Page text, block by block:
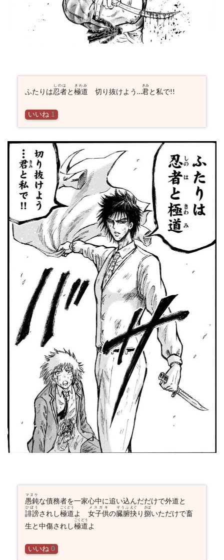
ふたりは忍者
しのは
と極道
きわみ
切り抜けよう…君
きみ
と私で!!
いいね 1
愚鈍
マヌケ
な債務者を一家心中に追い込んだだけで外道と
誹謗
ひぼう
されし極道
ごくどう
よ 女子供
メスガキ
の臓腑
ぞうふ
抉
えぐ
り捌
さば
いただけで畜
生と中傷されし極道
ごくどう
よ
いいね 0